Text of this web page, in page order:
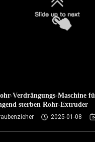
Verdrängungs-Maschine
sterben Rohr-Extruder
2025-01-08